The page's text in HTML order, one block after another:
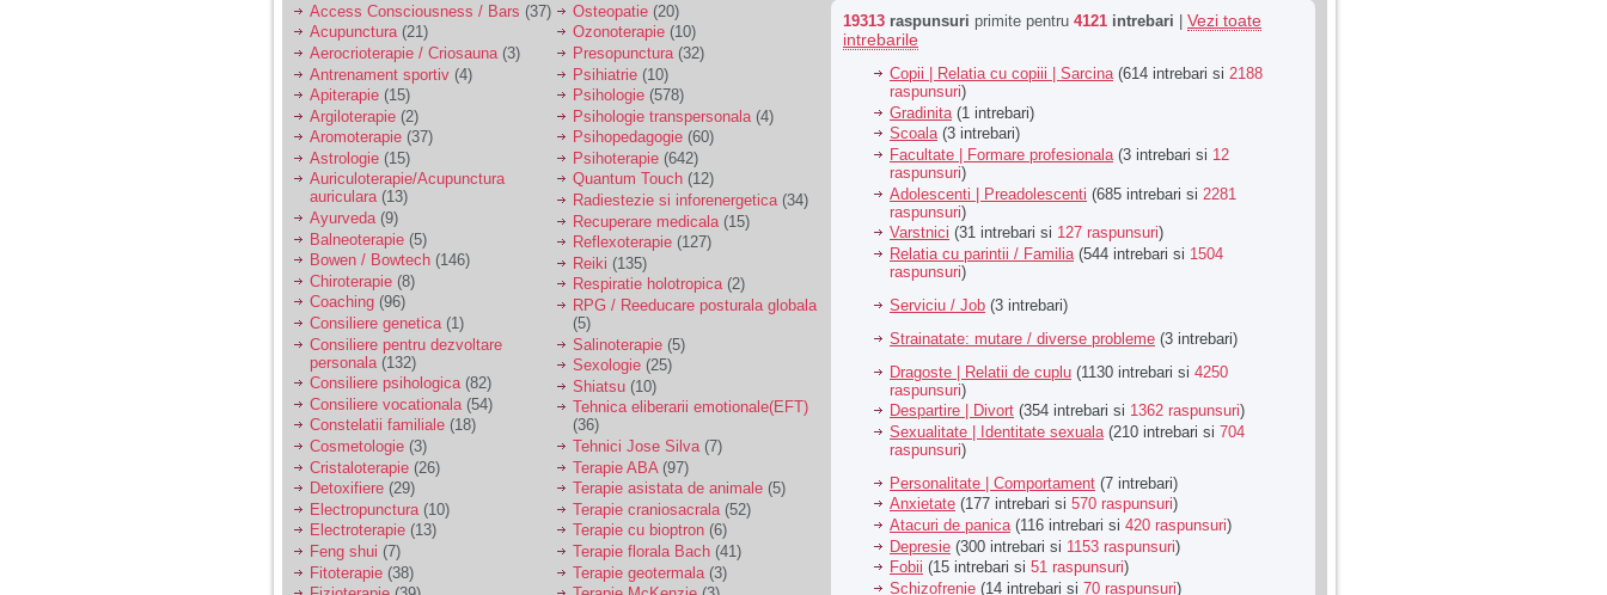
Ma aflu aici pentru ca
vreau sa stiu daca am
nevoie de un psiholog
sau psihiatru.
Sunt casatorita, am
31 de ani si un copil in
varsta de 2 ani care
mi-e lumina ochilor.
De ceva timp simt ca
mi s-a adunat
oboseala, o oboseala
cronica de care nu pot
scapa si simt ca din
cauza ei nu pot
controla nervii si
cateodata are copilul
de suferit.
Am o bariera peste
care nu pot trece:
prietena mea a ramas
insarcinata cu o fata.
Am fost de comun
acord sa facem un
copil, cu gandul ca e
baiat.
Access Consciousness / Bars (37)
Acupunctura(21)
Aerocrioterapie / Criosauna (3)
Antrenament sportiv (4)
Apiterapie (15)
Argiloterapie (2)
Aromoterapie (37)
Astrologie (15)
Auriculoterapie/Acupunctura
auriculara(13)
Ayurveda(9)
Balneoterapie (5)
Bowen / Bowtech (146)
Chiroterapie (8)
Coaching (96)
Consiliere genetica(1)
Consiliere pentru dezvoltare
personala (132)
Consiliere psihologica(82)
Consiliere vocationala (54)
Constelatii familiale (18)
Cosmetologie (3)
Cristaloterapie (26)
Detoxifiere (29)
Electropunctura (10)
Electroterapie (13)
Feng shui (7)
Fitoterapie (38)
Osteopatie (20)
Ozonoterapie (10)
Presopunctura (32)
Psihiatrie (10)
Psihologie (578)
Psihologie transpersonala (4)
Psihopedagogie (60)
Psihoterapie (642)
Quantum Touch (12)
Radiestezie si inforenergetica(34)
Recuperare medicala (15)
Reflexoterapie (127)
Reiki (135)
Respiratie holotropica(2)
RPG / Reeducare posturala globala
(5)
Salinoterapie (5)
Sexologie (25)
Shiatsu (10)
Tehnica eliberarii emotionale(EFT)
(36)
Tehnici Jose Silva(7)
Terapie ABA (97)
Terapie asistata de animale (5)
Terapie craniosacrala (52)
Terapie cu bioptron (6)
Terapie florala Bach (41)
Terapie geotermala (3)
19313 raspunsuri primite pentru 4121 intrebari
Vezi toate
intrebarile
Copii | Relatia cu copiii | Sarcina(614 intrebari si 2188
raspunsuri)
Gradinita (1 intrebari)
Scoala(3 intrebari)
Facultate | Formare profesionala (3 intrebari si 12
raspunsuri)
Adolescenti | Preadolescenti (685 intrebari si 2281
raspunsuri)
Varstnici (31 intrebari si 127 raspunsuri)
Relatia cu parintii / Familia (544 intrebari si 1504
raspunsuri)
Serviciu / Job (3 intrebari)
Strainatate: mutare / diverse probleme (3 intrebari)
Dragoste | Relatii de cuplu (1130 intrebari si 4250
raspunsuri)
Despartire | Divort (354 intrebari si 1362 raspunsuri)
Sexualitate | Identitate sexuala (210 intrebari si 704
raspunsuri)
Personalitate | Comportament (7 intrebari)
Anxietate (177 intrebari si 570 raspunsuri)
Atacuri de panica(116 intrebari si 420 raspunsuri)
Depresie (300 intrebari si 1153 raspunsuri)
Fobii (15 intrebari si 51 raspunsuri)
Schizofrenie (14 intrebari si 70 raspunsuri)